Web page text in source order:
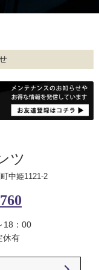
ツ
中姫1121-2
18：00
休有